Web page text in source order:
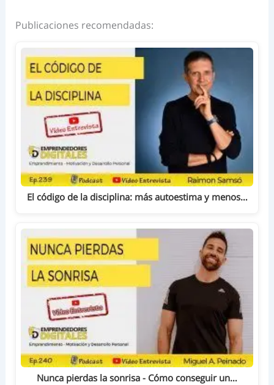
Publicaciones recomendadas:
El código de la disciplina: más autoestima y menos…
Nunca pierdas la sonrisa - Cómo conseguir un…